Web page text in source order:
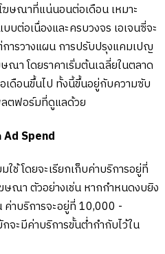
ฆษณาที่แน่นอนต่อเดือน เหมาะ
ต่อเนื่องและครบวงจร เอเจนซี่จะ
รวางแผน การปรับปรุงแคมเปญ
ณา โดยราคาเริ่มต้นเฉลี่ยในตลาด
ดือนขึ้นไป ทั้งนี้ขึ้นอยู่กับความซับ
ตฟอร์มที่ดูแลด้วย
Ad Spend
ใช้ โดยจะเรียกเก็บค่าบริการอยู่ที่
ณา ตัวอย่างเช่น หากกำหนดงบยิง
าบริการจะอยู่ที่ 10,000 -
ะมีค่าบริการขั้นต่ำกำกับไว้ใน